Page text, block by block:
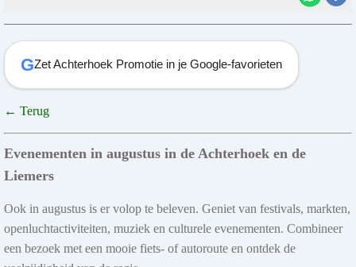
GZet Achterhoek Promotie in je Google-favorieten
← Terug
Evenementen in augustus in de Achterhoek en de
Liemers
Ook in augustus is er volop te beleven. Geniet van festivals, markten,
openluchtactiviteiten, muziek en culturele evenementen. Combineer
een bezoek met een mooie fiets- of autoroute en ontdek de